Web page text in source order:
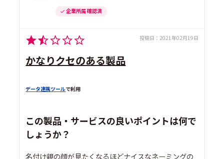
企業所属 確認済
投稿日： 2021年02月19日
かなりクセのある製品
データ連携ツールで利用
この製品・サービスの良いポイントは何で
しょうか？
名付け親の顔が見たくなるほどナイスなネーミングの